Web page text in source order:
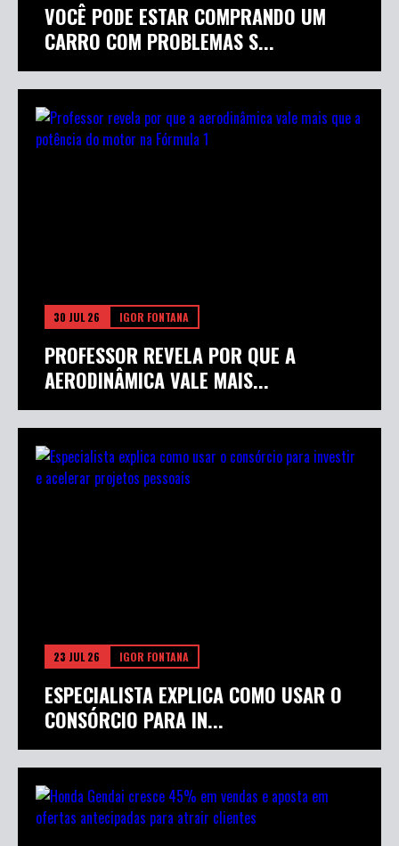
VOCÊ PODE ESTAR COMPRANDO UM
CARRO COM PROBLEMAS S...
30 JUL 26 IGOR FONTANA
PROFESSOR REVELA POR QUE A
AERODINÂMICA VALE MAIS...
23 JUL 26 IGOR FONTANA
ESPECIALISTA EXPLICA COMO USAR O
CONSÓRCIO PARA IN...